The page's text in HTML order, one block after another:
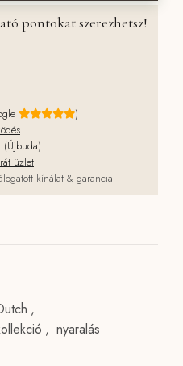
pontokat szerezhetsz!
)
(Újbuda)
üzlet
kínálat & garancia
,
, nyaralás